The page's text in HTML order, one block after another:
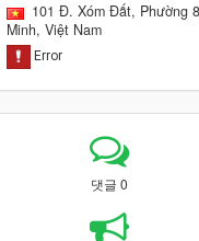
101 Đ. Xóm Đất, Phường
Minh, Việt Nam
댓글 0